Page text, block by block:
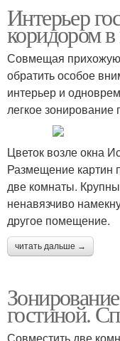
Интерьер
коридором
Совмещая прихожую
обратить особое
интерьер и
легкое
Цветок возле окна
Размещение картин
две комнаты.
ненавязчиво
другое помещение.
читать дальше →
гостиной.